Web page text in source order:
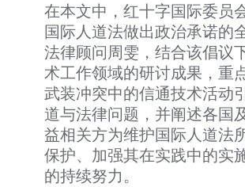
在本文中，红十字国际委员
国际人道法做出政治承诺的
法律顾问周雯，结合该倡议
术工作领域的研讨成果，重
武装冲突中的信通技术活动
道与法律问题，并阐述各国
益相关方为维护国际人道法
保护、加强其在实践中的实
的持续努力。